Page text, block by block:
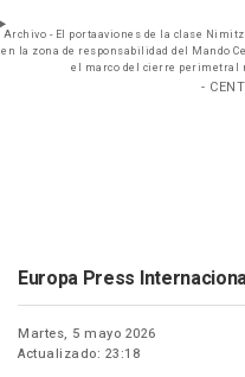
Archivo - El portaaviones de la clase Nimitz
en la zona de responsabilidad del Mando
el marco del cierre perimetral
-
Europa Press
Martes, 5 mayo 2026
Actualizado: 23:18